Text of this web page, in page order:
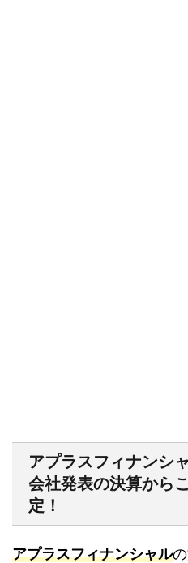
アプラスフィナンシ
会社発表の決算から
定！
アプラスフィナンシャルの